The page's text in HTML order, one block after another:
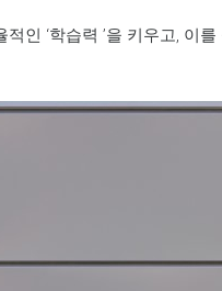
인 ‘학습력 ’을 키우고,